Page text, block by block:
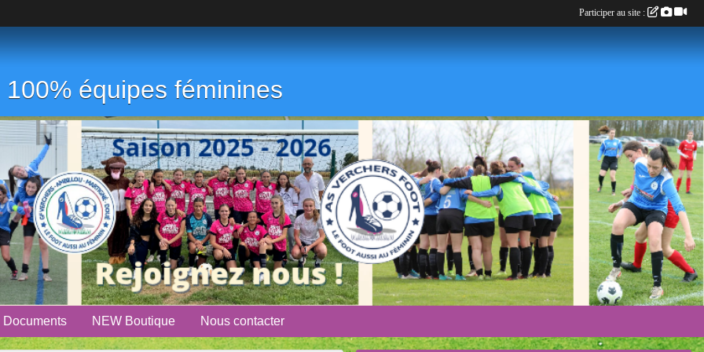
équipes féminines
Documents NEW Boutique Nous contacter
Participer au site :